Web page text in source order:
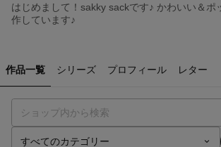
はじめまして！sakky sackです♪ かわいい＆ポ
作しています♪
作品一覧 シリーズ プロフィール レター